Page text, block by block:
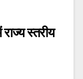
स्तरीय